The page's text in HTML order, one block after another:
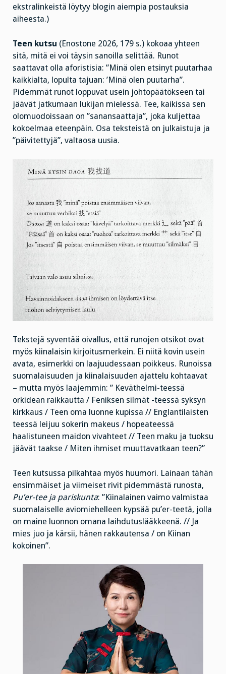
ekstralinkeistä löytyy blogin aiempia postauksia
aiheesta.)
Teen kutsu (Enostone 2026, 179 s.) kokoaa yhteen
sitä, mitä ei voi täysin sanoilla selittää. Runot
saattavat olla aforistisia: ”Minä olen etsinyt puutarhaa
kaikkialta, lopulta tajuan: ’Minä olen puutarha”.
Pidemmät runot loppuvat usein johtopäätökseen tai
jäävät jatkumaan lukijan mielessä. Tee, kaikissa sen
olomuodoissaan on ”sanansaattaja”, joka kuljettaa
kokoelmaa eteenpäin. Osa teksteistä on julkaistuja ja
”päivitettyjä”, valtaosa uusia.
Tekstejä syventää oivallus, että runojen otsikot ovat
myös kiinalaisin kirjoitusmerkein. Ei niitä kovin usein
avata, esimerkki on laajuudessaan poikkeus. Runoissa
suomalaisuuden ja kiinalaisuuden ajattelu kohtaavat
– mutta myös laajemmin: ” Keväthelmi-teessä
orkidean raikkautta / Feniksen silmät -teessä syksyn
kirkkaus / Teen oma luonne kupissa // Englantilaisten
teessä leijuu sokerin makeus / hopeateessä
haalistuneen maidon vivahteet // Teen maku ja tuoksu
jäävät taakse / Miten ihmiset muuttavatkaan teen?”
Teen kutsussa pilkahtaa myös huumori. Lainaan tähän
ensimmäiset ja viimeiset rivit pidemmästä runosta,
Pu’er-tee ja pariskunta: ”Kiinalainen vaimo valmistaa
suomalaiselle aviomiehelleen kypsää pu’er-teetä, jolla
on maine luonnon omana laihdutuslääkkeenä. // Ja
mies juo ja kärsii, hänen rakkautensa / on Kiinan
kokoinen”.